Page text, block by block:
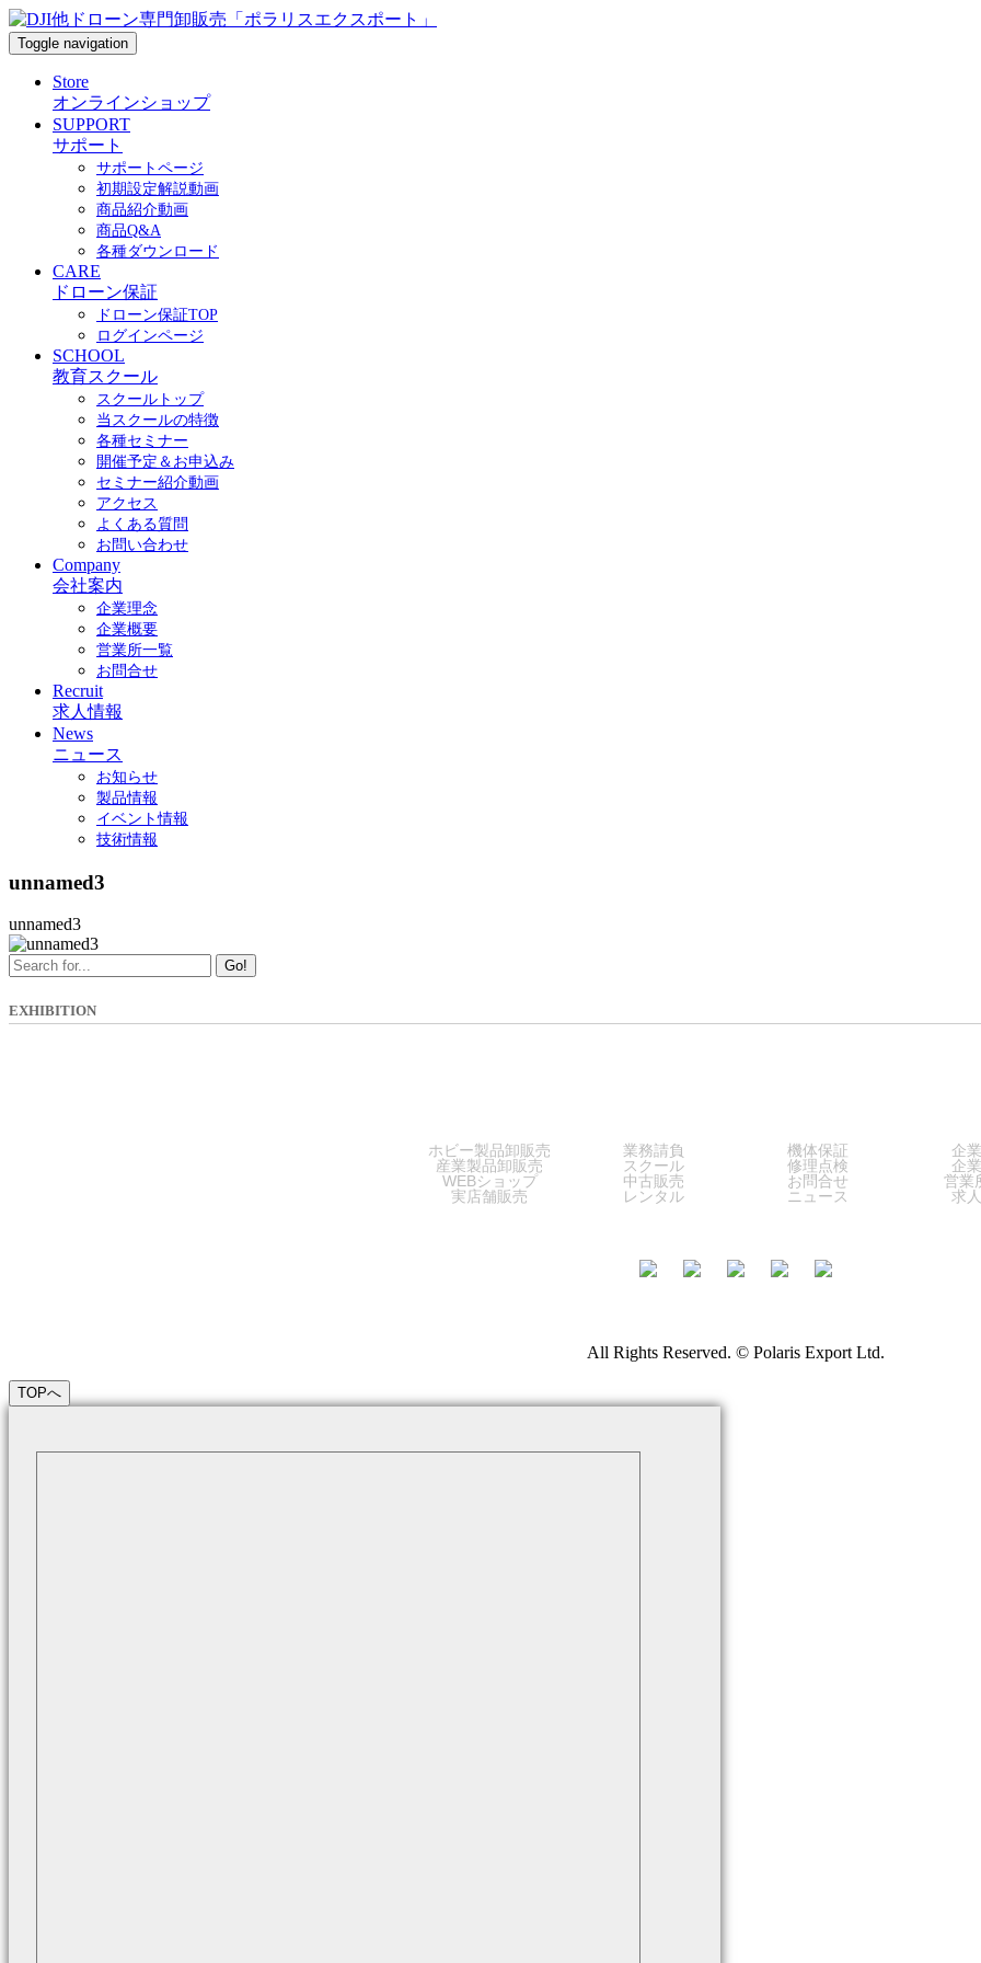
Toggle navigation
Store
オンラインショップ
SUPPORT
サポート
サポートページ
初期設定解説動画
商品紹介動画
商品Q&A
各種ダウンロード
CARE
ドローン保証
ドローン保証TOP
ログインページ
SCHOOL
教育スクール
スクールトップ
当スクールの特徴
各種セミナー
開催予定＆お申込み
セミナー紹介動画
アクセス
よくある質問
お問い合わせ
Company
会社案内
企業理念
企業概要
営業所一覧
お問合せ
Recruit
求人情報
News
ニュース
お知らせ
製品情報
イベント情報
技術情報
unnamed3
unnamed3
Go!
EXHIBITION
ホビー製品卸販売
産業製品卸販売
WEBショップ
実店舗販売
業務請負
スクール
中古販売
レンタル
機体保証
修理点検
お問合せ
ニュース
企
企
営業
求
All Rights Reserved. © Polaris Export Ltd.
TOPへ